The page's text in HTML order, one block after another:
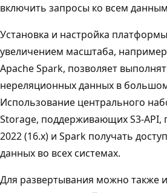
включить запросы ко всем
Установка и настройка
увеличением масштаба,
Apache Spark, позволяет
нереляционных данных в
Использование центрального
Storage, поддерживающих S3-API,
2022 (16.x) и Spark получать
данных во всех системах.
Для развертывания можно также